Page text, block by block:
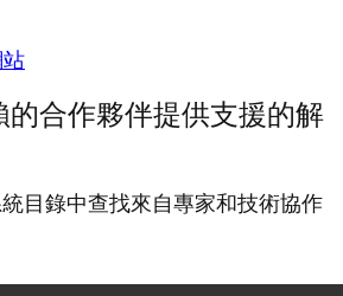
的合作夥伴提供支援的解
目錄中查找來自專家和技術協作